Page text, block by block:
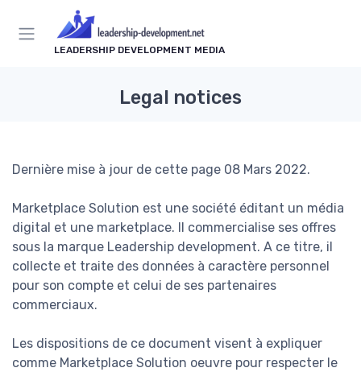
LEADERSHIP DEVELOPMENT MEDIA
Legal notices
Dernière mise à jour de cette page 08 Mars 2022.
Marketplace Solution est une société éditant un média
digital et une marketplace. Il commercialise ses offres
sous la marque Leadership development. A ce titre, il
collecte et traite des données à caractère personnel
pour son compte et celui de ses partenaires
commerciaux.
Les dispositions de ce document visent à expliquer
comme Marketplace Solution oeuvre pour respecter le